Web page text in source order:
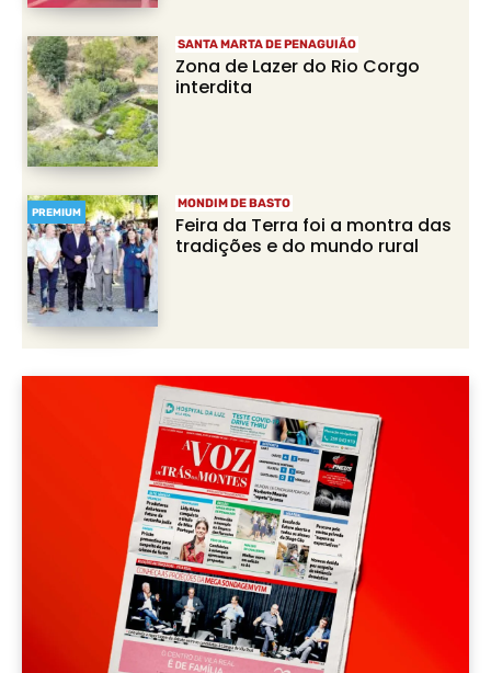
SANTA MARTA DE PENAGUIÃO
Zona de Lazer do Rio Corgo
interdita
PREMIUM
MONDIM DE BASTO
Feira da Terra foi a montra das
tradições e do mundo rural